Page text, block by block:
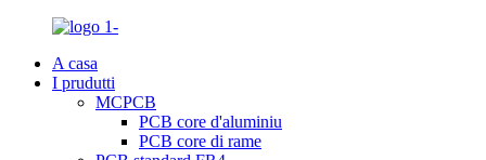
A casa
I prudutti
MCPCB
PCB core d'aluminiu
PCB core di rame